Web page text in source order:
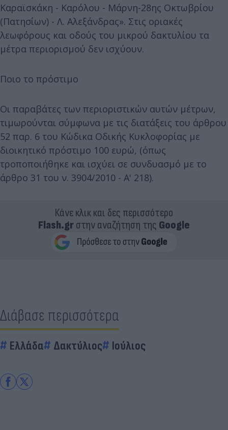
Καραϊσκάκη - Καρόλου - Μάρνη-28ης Οκτωβρίου
(Πατησίων) - Λ. Αλεξάνδρας». Στις οριακές
λεωφόρους και οδούς του μικρού δακτυλίου τα
μέτρα περιορισμού δεν ισχύουν.
Ποιο το πρόστιμο
Οι παραβάτες των περιοριστικών αυτών μέτρων,
τιμωρούνται σύμφωνα με τις διατάξεις του άρθρου
52 παρ. 6 του Κώδικα Οδικής Κυκλοφορίας με
διοικητικό πρόστιμο 100 ευρώ, (όπως
τροποποιήθηκε και ισχύει σε συνδυασμό με το
άρθρο 31 του ν. 3904/2010 - Α' 218).
Κάνε κλικ και δες περισσότερο
Flash.grστην αναζήτηση της Google
Διάβασε περισσότερα
Ελλάδα Δακτύλιος Ιούλιος